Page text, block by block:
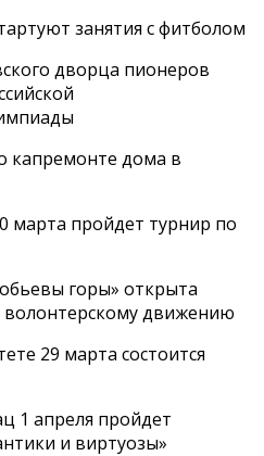
занятия с фитболом
дворца пионеров
капремонте дома в
марта пройдет турнир по
горы» открыта
волонтерскому движению
29 марта состоится
1 апреля пройдет
и виртуозы»